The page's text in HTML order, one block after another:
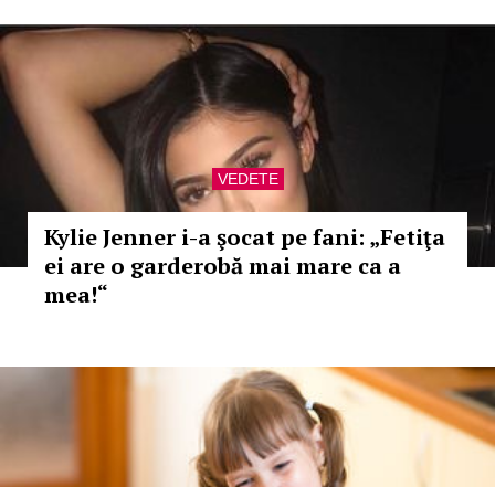
VEDETE
Kylie Jenner i-a şocat pe fani: „Fetiţa
ei are o garderobă mai mare ca a
mea!“